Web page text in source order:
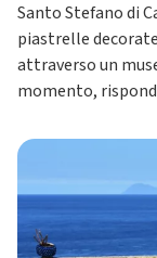
Santo Stefano di
piastrelle
attraverso un
momento,